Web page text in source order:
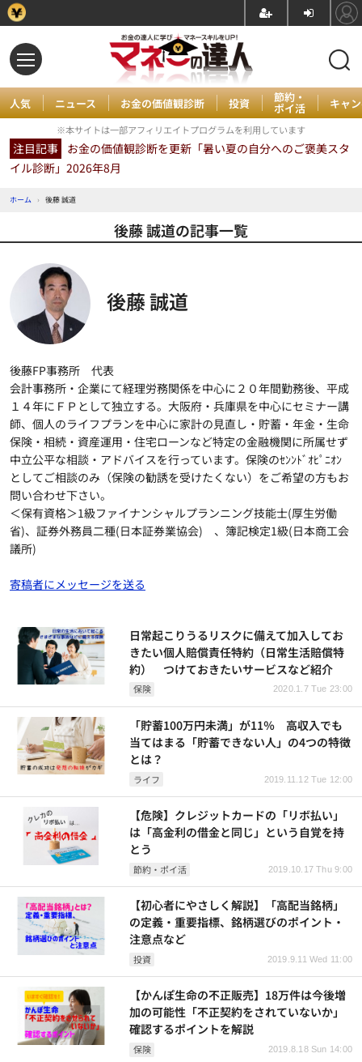
人気 ニュース お金の価値観診断 投資 節約・
ポイ活 キャ
※本サイトは一部アフィリエイトプログラムを利用しています
注目記事 お金の価値観診断を更新「暑い夏の自分へのご褒美スタ
イル診断」2026年8月
ホーム › 後藤 誠道
後藤 誠道の記事一覧
後藤 誠道
後藤FP事務所 代表
会計事務所・企業にて経理労務関係を中心に２０年間勤務後、平成
１４年にＦＰとして独立する。大阪府・兵庫県を中心にセミナー講
師、個人のライフプランを中心に家計の見直し・貯蓄・年金・生命
保険・相続・資産運用・住宅ローンなど特定の金融機関に所属せず
中立公平な相談・アドバイスを行っています。保険のｾﾝﾝﾄﾞｵﾋﾟﾆｵﾝ
としてご相談のみ（保険の勧誘を受けたくない）をご希望の方もお
問い合わせ下さい。
＜保有資格＞1級ファイナンシャルプランニング技能士(厚生労働
省)、証券外務員二種(日本証券業協会) 、簿記検定1級(日本商工会
議所)
寄稿者にメッセージを送る
保険 2020.1.7 Tue 23:00
日常起こりうるリスクに備えて加入してお
きたい個人賠償責任特約（日常生活賠償特
約） つけておきたいサービスなど紹介
ライフ 2019.11.12 Tue 12:00
「貯蓄100万円未満」が11％ 高収入でも
当てはまる「貯蓄できない人」の4つの特徴
とは？
節約・ポイ活 2019.10.17 Thu 9:00
【危険】クレジットカードの「リボ払い」
は「高金利の借金と同じ」という自覚を持
とう
投資 2019.9.11 Wed 11:00
【初心者にやさしく解説】「高配当銘柄」
の定義・重要指標、銘柄選びのポイント・
注意点など
保険 2019.8.18 Sun 14:00
【かんぽ生命の不正販売】18万件は今後増
加の可能性「不正契約をされていないか」
確認するポイントを解説